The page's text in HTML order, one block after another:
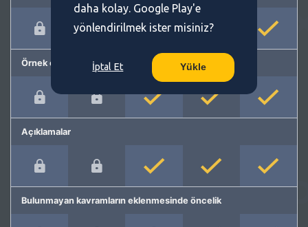
Örnek cümleler
Açıklamalar
Bulunmayan kavramların eklenmesinde öncelik
daha kolay. Google Play'e
yönlendirilmek ister misiniz?
İptal Et Yükle